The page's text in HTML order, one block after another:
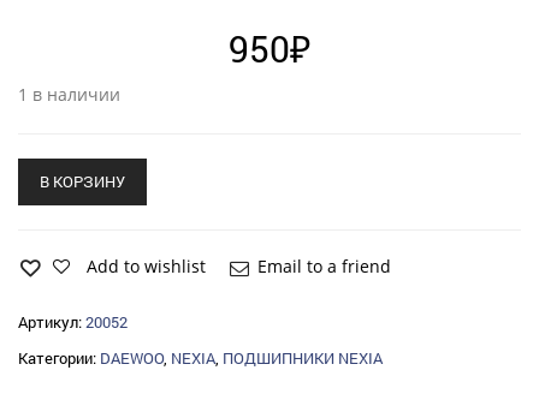
950₽
1 в наличии
В КОРЗИНУ
Add to wishlist Email to a friend
Артикул:20052
Категории: DAEWOO, NEXIA, ПОДШИПНИКИ NEXIA